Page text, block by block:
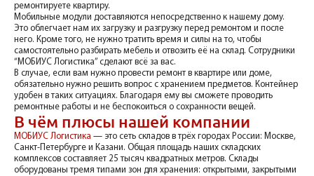
ремонтируете квартиру.
Мобильные модули доставляются непосредственно к нашему дому.
Это облегчает нам их загрузку и разгрузку перед ремонтом и после
него. Кроме того, не нужно тратить время и силы на то, чтобы
самостоятельно разбирать мебель и отвозить её на склад. Сотрудники
“МОБИУС Логистика” сделают всё за вас.
В случае, если вам нужно провести ремонт в квартире или доме,
обязательно нужно решить вопрос с хранением предметов. Контейнер
удобен в таких ситуациях. Благодаря ему вы сможете проводить
ремонтные работы и не беспокоиться о сохранности вещей.
В чём плюсы нашей компании
МОБИУС Логистика — это сеть складов в трёх городах России: Москве,
Санкт-Петербурге и Казани. Общая площадь наших складских
комплексов составляет 25 тысяч квадратных метров. Склады
оборудованы тремя типами зон для хранения: открытыми, закрытыми